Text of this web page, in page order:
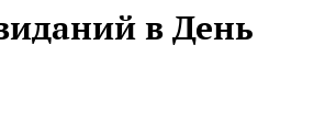
в День